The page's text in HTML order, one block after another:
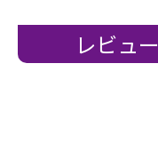
レビュー